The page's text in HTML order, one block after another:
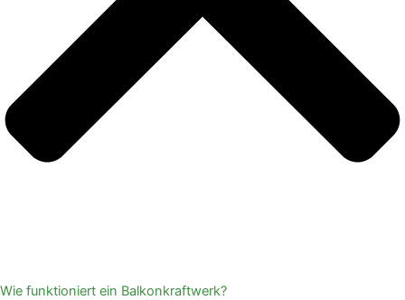
Wie funktioniert ein Balkonkraftwerk?